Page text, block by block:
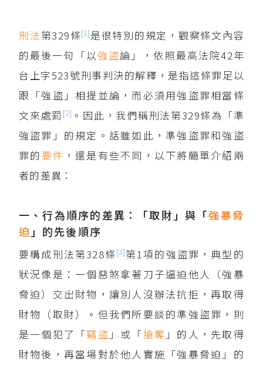
刑法第329條[1]是很特別的規定，觀察條文內容
的最後一句「以強盜論」，依照最高法院42年
台上字523號刑事判決的解釋，是指這條罪足以
跟「強盜」相提並論，而必須用強盜罪相當條
文來處罰 [2] 。因此，我們稱刑法第329條為「準
強盜罪」的規定。話雖如此，準強盜罪和強盜
罪的 要件 ，還是有些不同，以下將簡單介紹兩
者的差異：
一、行為順序的差異：「取財」與「強暴脅
迫 」的先後順序
要構成刑法第328條 [3]第1項的強盜罪，典型的
狀況像是：一個惡煞拿著刀子逼迫他人（強暴
脅迫）交出財物，讓別人沒辦法抗拒，再取得
財物（取財）。但我們所要談的準強盜罪，則
是一個犯了「竊盜 」或「搶奪 」的人，先取得
財物後，再當場對於他人實施「強暴脅迫」的